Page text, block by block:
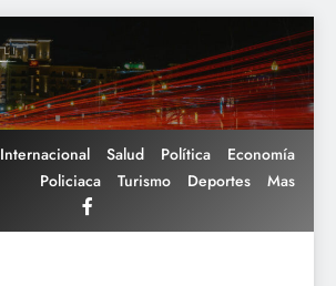
Internacional Salud Política
Economía
Policiaca
Turismo Deportes Mas